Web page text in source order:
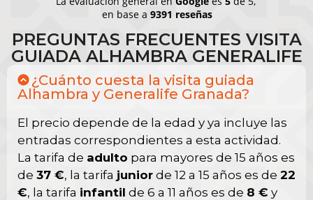
en base a 9391 reseñas
PREGUNTAS FRECUENTES VISITA
GUIADA ALHAMBRA GENERALIFE
¿Cuánto cuesta la visita guiada
Alhambra y Generalife Granada?
El precio depende de la edad y ya incluye las
entradas correspondientes a esta actividad.
La tarifa de adulto para mayores de 15 años es
de 37 €, la tarifa junior de 12 a 15 años es de 22
€, la tarifa infantil de 6 a 11 años es de 8 € y